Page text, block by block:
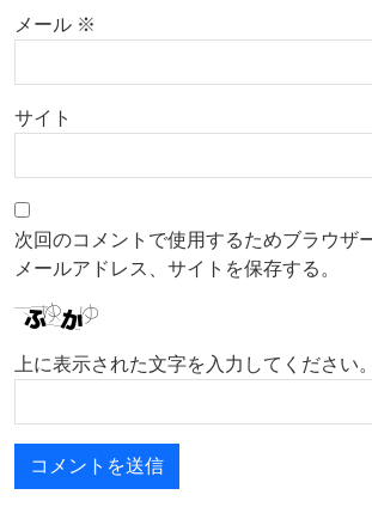
メール ※
サイト
次回のコメントで使用するためブラウザ
メールアドレス、サイトを保存する。
上に表示された文字を入力してください。